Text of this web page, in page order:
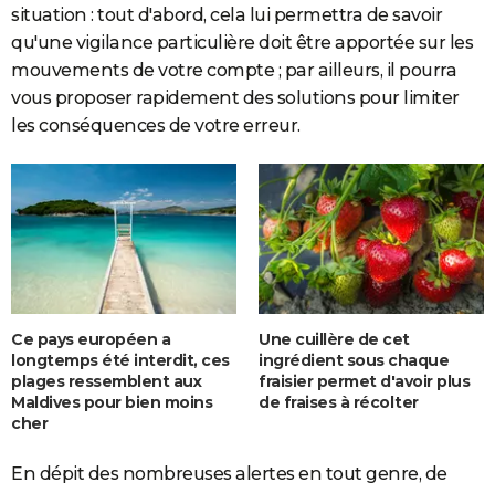
situation : tout d'abord, cela lui permettra de savoir
qu'une vigilance particulière doit être apportée sur les
mouvements de votre compte ; par ailleurs, il pourra
vous proposer rapidement des solutions pour limiter
les conséquences de votre erreur.
Ce pays européen a
longtemps été interdit, ces
plages ressemblent aux
Maldives pour bien moins
cher
Une cuillère de cet
ingrédient sous chaque
fraisier permet d'avoir plus
de fraises à récolter
En dépit des nombreuses alertes en tout genre, de